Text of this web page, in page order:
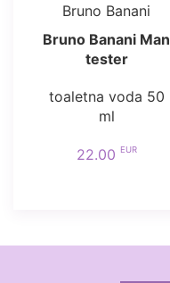
Bruno Banani
Bruno Banani Man
tester
toaletna voda 50
ml
22.00 EUR